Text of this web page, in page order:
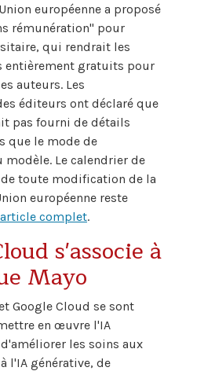
européenne a proposé
rémunération" pour
qui rendrait les
entièrement gratuits pour
auteurs. Les
éditeurs ont déclaré que
pas fourni de détails
que le mode de
modèle. Le calendrier de
toute modification de la
européenne reste
complet.
s'associe à
Mayo
Google Cloud se sont
en œuvre l'IA
les soins aux
l'IA générative, de